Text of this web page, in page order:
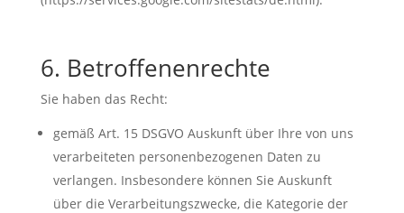
6. Betroffenenrechte
Sie haben das Recht:
gemäß Art. 15 DSGVO Auskunft über Ihre von uns
verarbeiteten personenbezogenen Daten zu
verlangen. Insbesondere können Sie Auskunft
über die Verarbeitungszwecke, die Kategorie der